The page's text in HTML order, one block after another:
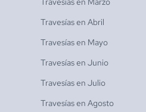
Travesías en Abril
Travesías en Mayo
Travesías en Junio
Travesías en Julio
Travesías en Agosto